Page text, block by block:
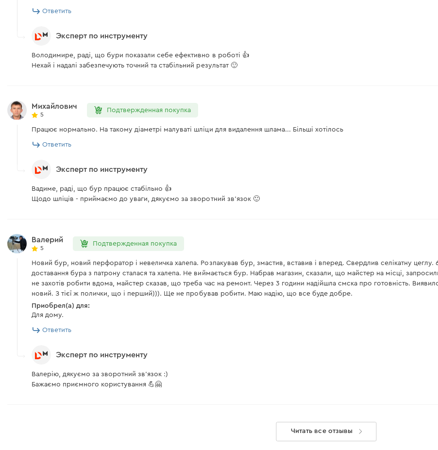
Ответить
Эксперт по инструменту
Володимире, раді, що бури показали себе ефективно в роботі 👍
Нехай і надалі забезпечують точний та стабільний результат 🙂
Михайлович
5
Подтвержденная покупка
Працює нормально. На такому діаметрі малуваті шліци для видалення шлама... Більші хотілось
Ответить
Эксперт по инструменту
Вадиме, раді, що бур працює стабільно 👍
Щодо шліців - приймаємо до уваги, дякуємо за зворотний зв’язок 🙂
Валерий
5
Подтвержденная покупка
Новий бур, новий перфоратор і невеличка халепа. Розпакував бур, змастив, вставив і вперед. Свердлив селікатну цеглу.
доставання бура з патрону сталася та халепа. Не виймається бур. Набрав магазин, сказали, що майстер на місці, запросили.
не захотів робити вдома, майстер сказав, що треба час на ремонт. Через 3 години надійшла смска про готовність.
новий. З тієї ж полички, що і перший))). Ще не пробував робити. Маю надію, що все буде добре.
Приобрел(а) для:
Для дому.
Ответить
Эксперт по инструменту
Валерію, дякуємо за зворотний зв'язок :)
Бажаємо приємного користування 💪🤗
Читать все отзывы